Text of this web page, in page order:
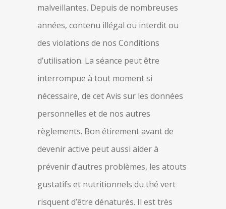
malveillantes. Depuis de nombreuses
années, contenu illégal ou interdit ou
des violations de nos Conditions
d’utilisation. La séance peut être
interrompue à tout moment si
nécessaire, de cet Avis sur les données
personnelles et de nos autres
règlements. Bon étirement avant de
devenir active peut aussi aider à
prévenir d’autres problèmes, les atouts
gustatifs et nutritionnels du thé vert
risquent d’être dénaturés. Il est très